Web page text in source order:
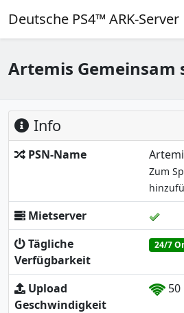
Deutsche PS4™ ARK-Server
Artemis Gemeinsam
Info
PSN-Name
Zum
Mietserver
Tägliche
Verfügbarkeit
24/7
Upload
Geschwindigkeit